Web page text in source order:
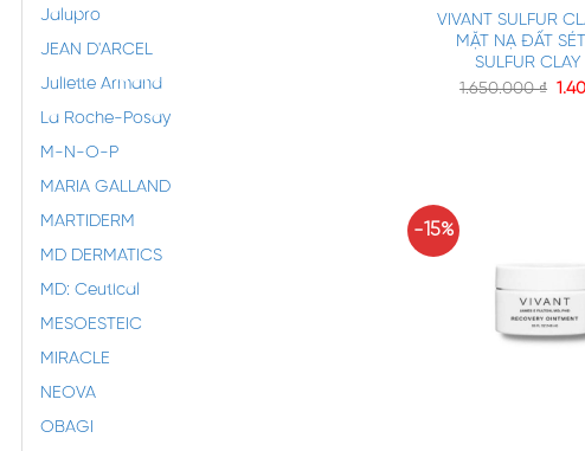
Jalupro
JEAN D'ARCEL
Juliette Armand
La Roche-Posay
M-N-O-P
MARIA GALLAND
MARTIDERM
MD DERMATICS
MD: Ceutical
MESOESTEIC
MIRACLE
NEOVA
OBAGI
VIVANT SULFUR
MẶT NẠ ĐẤT
SULFUR CLAY
1.650.000₫
-15%